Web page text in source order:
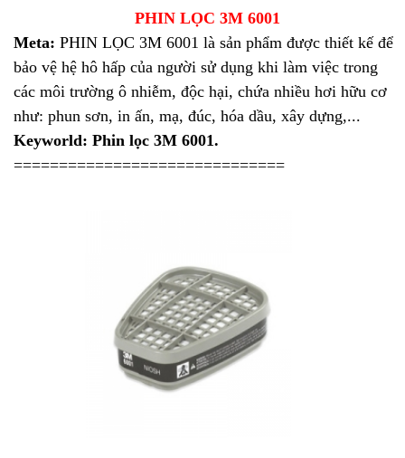
PHIN LỌC 3M 6001
Meta: PHIN LỌC 3M 6001 là sản phẩm được thiết kế để
bảo vệ hệ hô hấp của người sử dụng khi làm việc trong
các môi trường ô nhiễm, độc hại, chứa nhiều hơi hữu cơ
như: phun sơn, in ấn, mạ, đúc, hóa dầu, xây dựng,...
Keyworld: Phin lọc 3M 6001.
==============================